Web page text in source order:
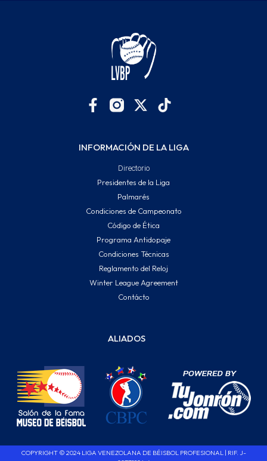
INFORMACIÓN DE LA LIGA
Directorio
Presidentes de la Liga
Palmarés
Condiciones de Campeonato
Código de Ética
Programa Antidopaje
Condiciones Técnicas
Reglamento del Reloj
Winter League Agreement
Contácto
ALIADOS
COPYRIGHT © 2024 LIGA VENEZOLANA DE BÉISBOL PROFESIONAL | RIF. J-